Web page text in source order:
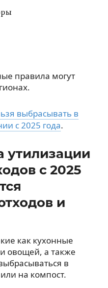
правила могут
выбрасывать в
с 2025 года.
утилизации
с 2025
и
как кухонные
овощей, а также
в
на компост.